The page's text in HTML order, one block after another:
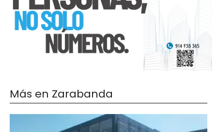
Más en Zarabanda